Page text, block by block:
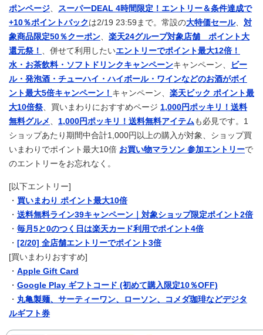
ポンページ、 スーパーDEAL 4時間限定！エントリー＆条件達成で
+10％ポイントバック は2/19 23:59まで。常設の大特価セール、 対
象商品限定50％クーポン、 楽天24グループ対象店舗 ポイント大
還元祭！ 、併せて利用したいエントリーでポイント最大12倍！
水・お茶飲料・ソフトドリンクキャンペーンキャンペーン、
ビー
ル・発泡酒・チューハイ・ハイボール・ワインなどのお酒がポイ
ント最大5倍キャンペーン！ キャンペーン、 楽天ビック ポイント最
大10倍祭、買いまわりにおすすめページ 1,000円ポッキリ！送料
無料グルメ 、 1,000円ポッキリ！送料無料アイテムも必見です。1
ショップあたり期間中合計1,000円以上の購入が対象、ショップ買
いまわりでポイント最大10倍 お買い物マラソン 参加エントリーで
のエントリーをお忘れなく。
[以下エントリー]
・ 買いまわり ポイント最大10倍
・ 送料無料ライン39キャンペーン｜対象ショップ限定ポイント2倍
・ 毎月5と0のつく日は楽天カード利用でポイント4倍
・ [2/20] 全店舗エントリーでポイント3倍
[買いまわりおすすめ]
・ Apple Gift Card
・ Google Play ギフトコード (初めて購入限定10％OFF)
・ 丸亀製麺、サーティーワン、ローソン、コメダ珈琲などデジタ
ルギフト券